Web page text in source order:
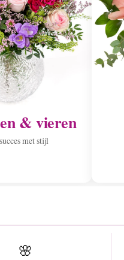
& vieren
met stijl
🌸